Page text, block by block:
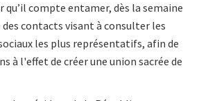
qu’il compte entamer, dès la semaine
des contacts visant à consulter les
les plus représentatifs, afin de
à l'effet de créer une union sacrée de